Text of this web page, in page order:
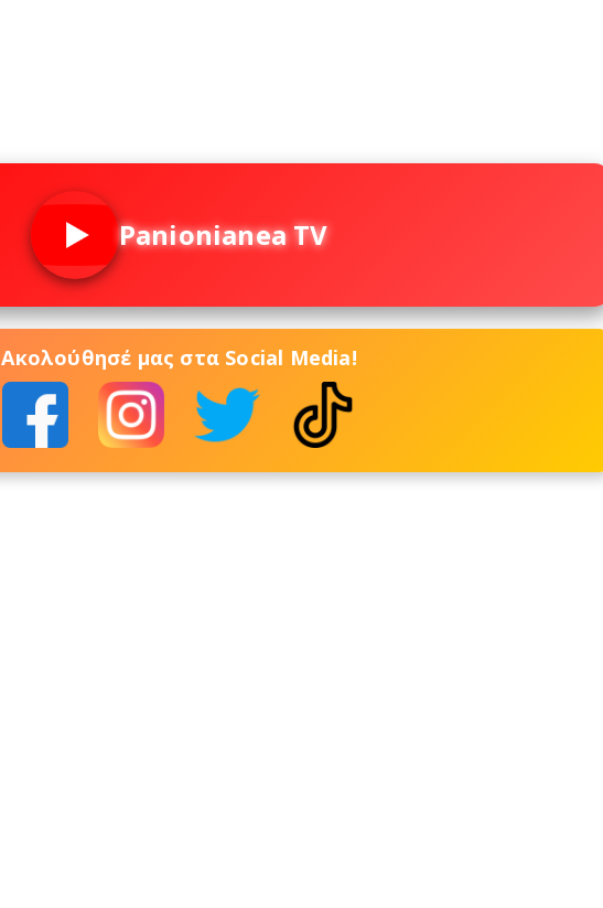
Panionianea TV
Ακολούθησέ μας στα Social Media!